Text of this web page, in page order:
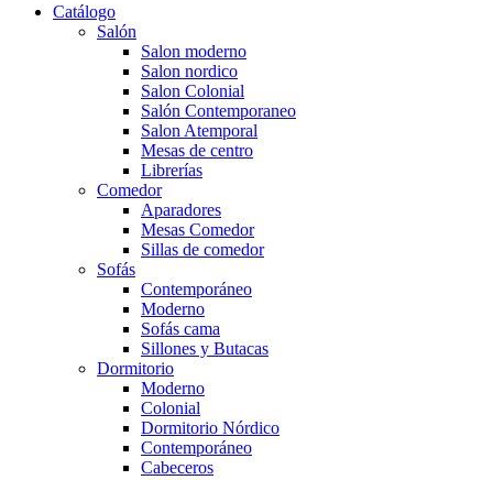
Catálogo
Salón
Salon moderno
Salon nordico
Salon Colonial
Salón Contemporaneo
Salon Atemporal
Mesas de centro
Librerías
Comedor
Aparadores
Mesas Comedor
Sillas de comedor
Sofás
Contemporáneo
Moderno
Sofás cama
Sillones y Butacas
Dormitorio
Moderno
Colonial
Dormitorio Nórdico
Contemporáneo
Cabeceros